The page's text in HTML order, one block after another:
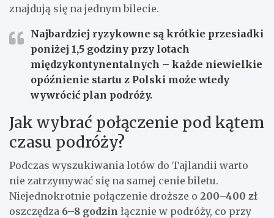
znajdują się na jednym bilecie.
Najbardziej ryzykowne są krótkie przesiadki
poniżej 1,5 godziny przy lotach
międzykontynentalnych – każde niewielkie
opóźnienie startu z Polski może wtedy
wywrócić plan podróży.
Jak wybrać połączenie pod kątem
czasu podróży?
Podczas wyszukiwania lotów do Tajlandii warto
nie zatrzymywać się na samej cenie biletu.
Niejednokrotnie połączenie droższe o 200–400 zł
oszczędza 6–8 godzin łącznie w podróży, co przy